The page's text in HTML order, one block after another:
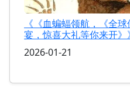
《《血蝙蝠领航，《全
宴，惊喜大礼等你来开》
2026-01-21